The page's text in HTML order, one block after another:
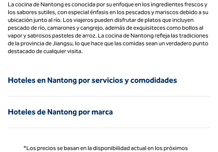
La cocina de Nantong es conocida por su enfoque en los ingredientes frescos y
los sabores sutiles, con especial énfasis en los pescados y mariscos debido a su
ubicación junto al río. Los viajeros pueden disfrutar de platos que incluyen
pescado de río, camarones y cangrejo, además de exquisiteces como bollos al
vapor y sabrosos pasteles de arroz. La cocina de Nantong refleja las tradiciones
de la provincia de Jiangsu, lo que hace que las comidas sean un verdadero punto
destacado de cualquier visita.
Hoteles en Nantong por servicios y comodidades
Hoteles de Nantong por marca
*Los precios se basan en la disponibilidad actual en los próximos